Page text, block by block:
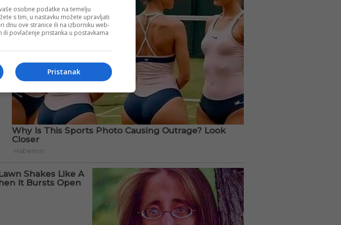
osobne podatke na temelju
s tim, u nastavku možete upravljati
dnu ove stranice ili na izborniku web-
povlačenje pristanka u postavkama
Pristanak